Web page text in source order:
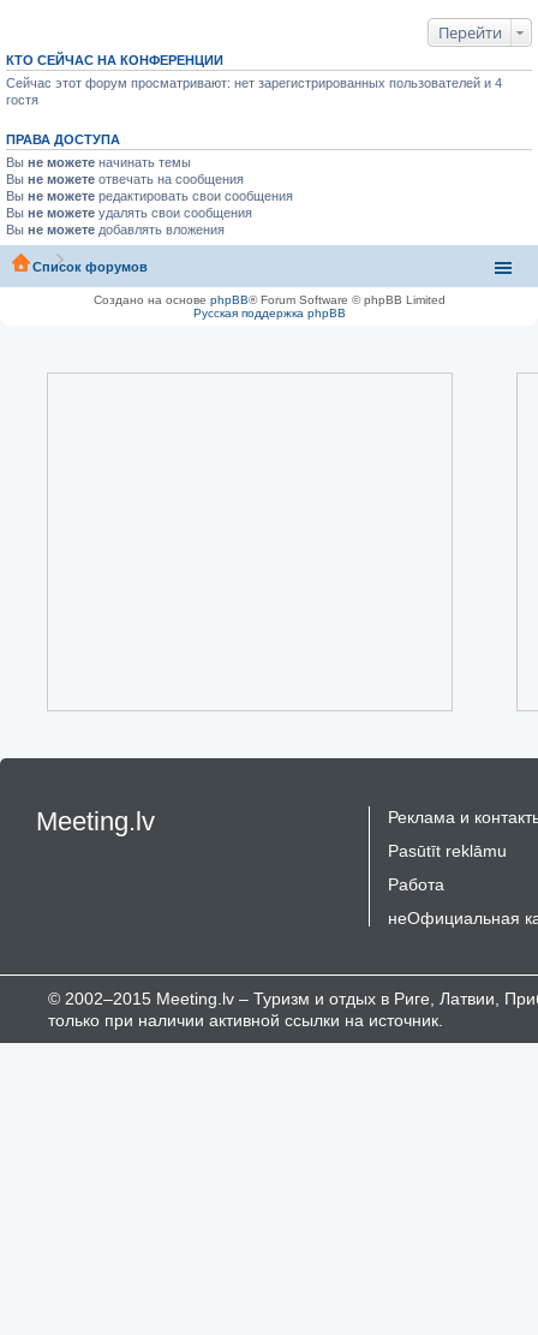
Перейти
КТО СЕЙЧАС НА КОНФЕРЕНЦИИ
Сейчас этот форум просматривают: нет зарегистрированных пользователей и 4
гостя
ПРАВА ДОСТУПА
Вы не можете начинать темы
Вы не можете отвечать на сообщения
Вы не можете редактировать свои сообщения
Вы не можете удалять свои сообщения
Вы не можете добавлять вложения
Список форумов
Создано на основе phpBB® Forum Software © phpBB Limited
Русская поддержка phpBB
Meeting.lv
Реклама и
Pasūtīt reklāmu
Работа
неОфициальная
© 2002–2015 Meeting.lv – Туризм и отдых в Риге, Латвии,
только при наличии активной ссылки на источник.